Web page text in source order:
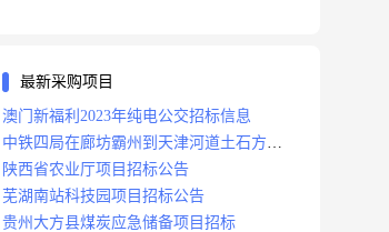
最新采购项目
澳门新福利2023年纯电公交招标信息
中铁四局在廊坊霸州到天津河道土石方工
程项目招标
陕西省农业厅项目招标公告
芜湖南站科技园项目招标公告
贵州大方县煤炭应急储备项目招标